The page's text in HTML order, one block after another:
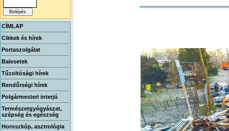
CÍMLAP
Cikkek és hírek
Portaszolgálat
Balesetek
Tűzoltósági hírek
Rendőrségi hírek
Polgármesteri interjú
Természetgyógyászat,
szépség és egészség
Horoszkóp, asztrológia